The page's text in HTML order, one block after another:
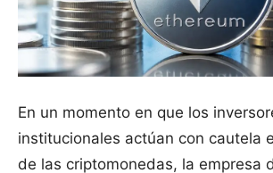
En un momento en que los
institucionales actúan con cautela
de las criptomonedas, la empresa